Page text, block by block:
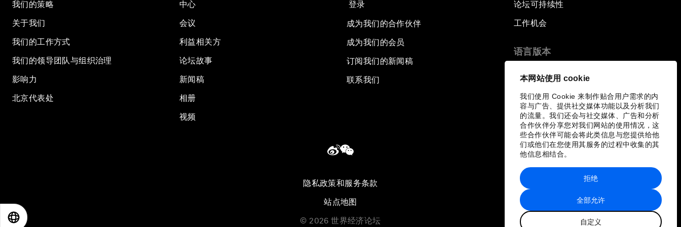
本网站使用 cookie
我们使用 Cookie 来制作贴合用户需求的内
容与广告、提供社交媒体功能以及分析我们
的流量。我们还会与社交媒体、广告和分析
合作伙伴分享您对我们网站的使用情况，这
些合作伙伴可能会将此类信息与您提供给他
们或他们在您使用其服务的过程中收集的其
他信息相结合。
全部允许
自定义
拒绝
我们的策略
关于我们
我们的工作方式
我们的领导团队与组织治理
影响力
北京代表处
中心
会议
利益相关方
论坛故事
新闻稿
相册
视频
登录
成为我们的合作伙伴
成为我们的会员
订阅我们的新闻稿
联系我们
论坛可持续性
工作机会
语言版本
隐私政策和服务条款
站点地图
© 2026 世界经济论坛